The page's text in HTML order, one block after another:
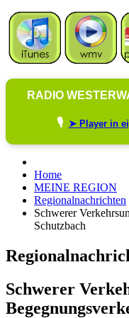
RADIO
🎙️ ➤ Player in
Home
MEINE REGION
Regionalnachrichten
Schwerer
Schutzbach
Schwerer